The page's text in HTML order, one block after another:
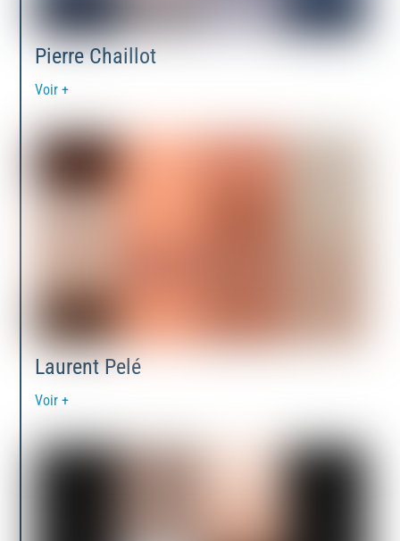
Pierre Chaillot
Voir +
Laurent Pelé
Voir +